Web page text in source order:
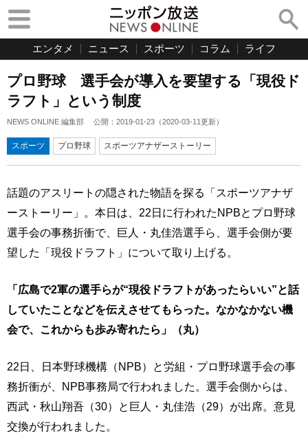
エンタメ ニュース スポーツ コラム ライフ
プロ野球 選手会が導入を要望する「現役ド
ラフト」という制度
NEWS ONLINE 編集部 公開： 2019-01-23 （2020-03-11更新）
スポーツ プロ野球 スポーツアナザーストーリー
話題のアスリートの隠された物語を探る「スポーツアナザ
ーストーリー」。本日は、22日に行われたNPBとプロ野球
選手会の事務折衝で、巨人・丸佳浩選手ら、選手会側が要
望した「現役ドラフト」について取り上げる。
「広島で2軍の選手らが“現役ドラフトがあったらいい”と話
していたことなどを伝えさせてもらった。なかなかない機
会で、これからも歩み寄れたら」（丸）
22日、日本野球機構（NPB）と労組・プロ野球選手会の事
務折衝が、NPB事務局で行われました。選手会側からは、
西武・秋山翔吾（30）と巨人・丸佳浩（29）が出席。意見
交換が行われました。